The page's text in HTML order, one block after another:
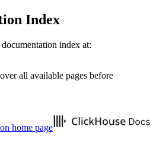
Index
index at:
all available pages before
home page